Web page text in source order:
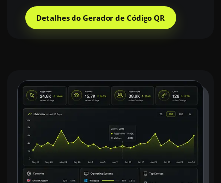
Detalhes do Gerador de Código QR